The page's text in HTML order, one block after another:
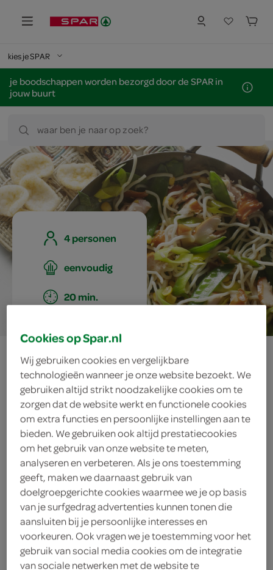
kies je SPAR
je boodschappen worden bezorgd door de SPAR in
jouw buurt
waar ben je naar op zoek?
4 personen
eenvoudig
20 min.
wokschotel met
gerookte kip,
mais en peultjes
ingrediënten
kroepoek
2 eetlepels gembersiroop
Cookies op Spar.nl
Wij gebruiken cookies en vergelijkbare
technologieën wanneer je onze website bezoekt. We
gebruiken altijd strikt noodzakelijke cookies om te
zorgen dat de website werkt en functionele cookies
om extra functies en persoonlijke instellingen aan te
bieden. We gebruiken ook altijd prestatiecookies
om het gebruik van onze website te meten,
analyseren en verbeteren. Als je ons toestemming
geeft, maken we daarnaast gebruik van
doelgroepgerichte cookies waarmee we je op basis
van je surfgedrag advertenties kunnen tonen die
aansluiten bij je persoonlijke interesses en
voorkeuren. Ook vragen we je toestemming voor het
gebruik van social media cookies om de integratie
van sociale netwerken met de website te